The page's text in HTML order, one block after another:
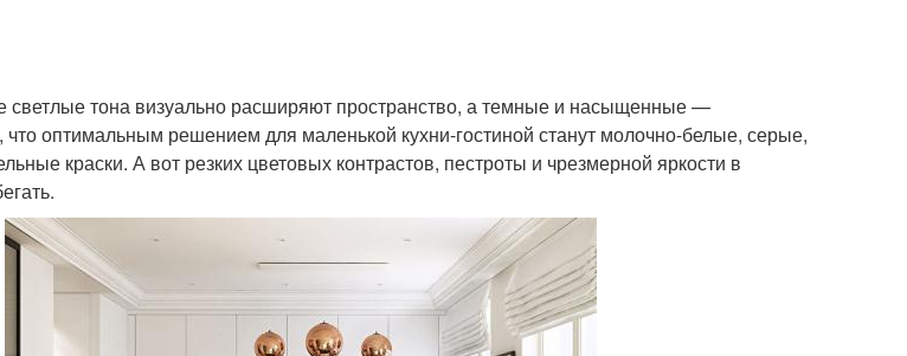
светлые тона визуально расширяют пространство, а темные и насыщенные —
оптимальным решением для маленькой кухни-гостиной станут молочно-белые, серые,
краски. А вот резких цветовых контрастов, пестроты и чрезмерной яркости в